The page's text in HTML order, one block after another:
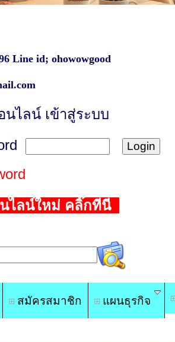
Line id; ohowowgood
นไลน์ เข้าสู่ระบบ
ไลน์ใหม่ คลิ๊กที่นี่
สมัครสมาชิก แผนธุรกิจ